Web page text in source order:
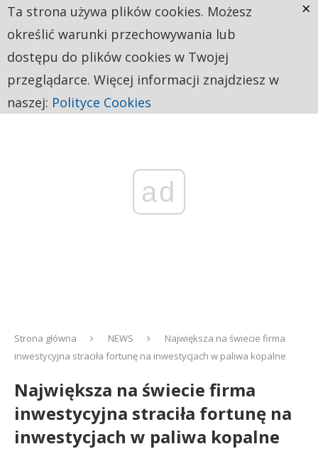
ad
Strona główna NEWS
Największa na świecie firma
inwestycyjna straciła fortunę na inwestycjach w paliwa kopalne
Największa na świecie firma
inwestycyjna straciła fortunę na
inwestycjach w paliwa kopalne
Ta strona używa plików cookies. Możesz
określić warunki przechowywania lub
dostępu do plików cookies w Twojej
przeglądarce. Więcej informacji znajdziesz w
naszej: Polityce Cookies
×